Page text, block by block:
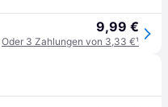
9,99 €
Oder 3 Zahlungen von 3,33 €¹